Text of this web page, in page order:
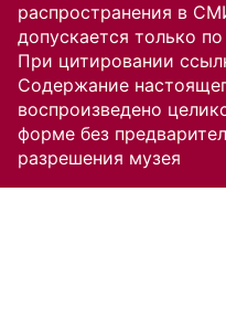
распространения в
допускается только
При цитировании
Содержание
воспроизведено
форме без
разрешения музея